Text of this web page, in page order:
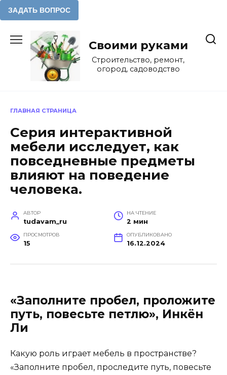
содержанию
Своими руками
Строительство, ремонт,
огород, садоводство
ГЛАВНАЯ СТРАНИЦА
Серия интерактивной
мебели исследует, как
повседневные предметы
влияют на поведение
человека.
АВТОР
tudavam_ru
НА ЧТЕНИЕ
2 мин
ПРОСМОТРОВ
15
ОПУБЛИКОВАНО
16.12.2024
«Заполните пробел, проложите
путь, повесьте петлю», Инкён
Ли
Какую роль играет мебель в пространстве?
«Заполните пробел, проследите путь, повесьте